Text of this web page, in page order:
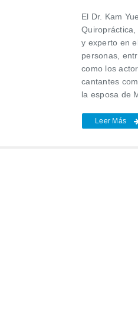
El Dr. Kam
y experto en
personas,
como los
cantantes
la esposa de
Leer Más